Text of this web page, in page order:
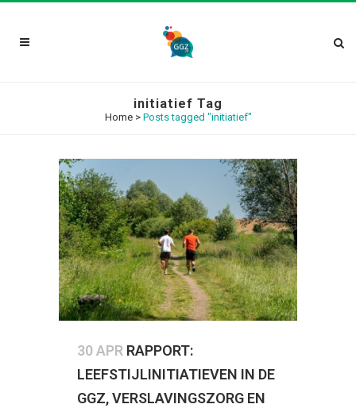
initiatief Tag
Home> Posts tagged "initiatief"
30 APR RAPPORT:
LEEFSTIJLINITIATIEVEN IN DE
GGZ, VERSLAVINGSZORG EN